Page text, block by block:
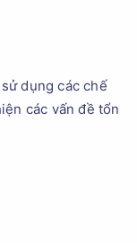
dụng các chế
các vấn đề tổn